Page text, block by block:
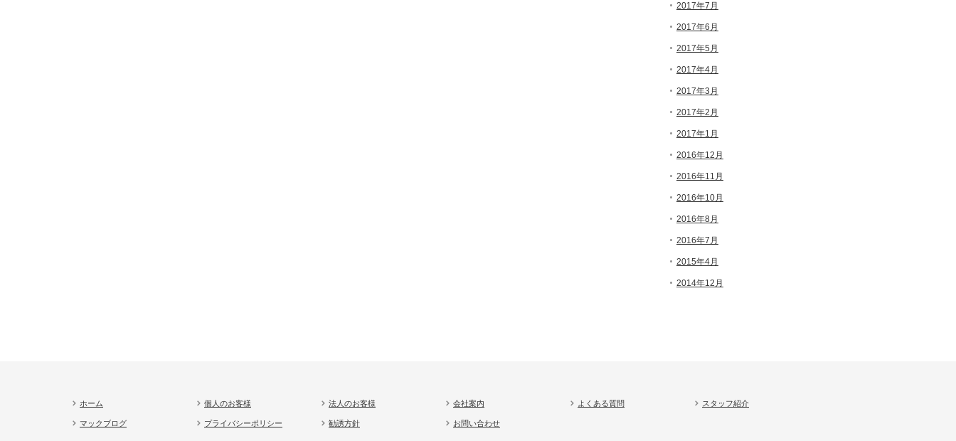
2017年7月
2017年6月
2017年5月
2017年4月
2017年3月
2017年2月
2017年1月
2016年12月
2016年11月
2016年10月
2016年8月
2016年7月
2015年4月
2014年12月
ホーム 個人のお客様 法人のお客様 会社案内 よくある質問 スタッフ紹介
マックブログ プライバシーポリシー 勧誘方針 お問い合わせ